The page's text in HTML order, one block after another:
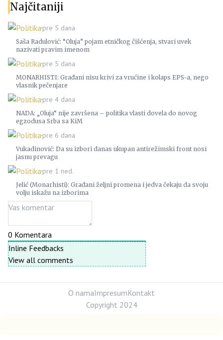
Najčitaniji
Politikapre 5 dana
Saša Radulović: “Oluja” pojam etničkog čišćenja, stvari uvek
nazivati pravim imenom
Politikapre 5 dana
MONARHISTI: Građani nisu krivi za vrućine i kolaps EPS-a, nego
vlasnik pečenjare
Politikapre 4 dana
NADA: „Oluja“ nije završena – politika vlasti dovela do novog
egzodusa Srba sa KiM
Politikapre 6 dana
Vukadinović: Da su izbori danas ukupan antirežimski front nosi
jasnu prevagu
Politikapre 1 ned.
Jelić (Monarhisti): Građani željni promena i jedva čekaju da svoju
volju iskažu na izborima
0 Komentara
Inline Feedbacks
View all comments
Copyright 2024
O namaImpresumKontakt